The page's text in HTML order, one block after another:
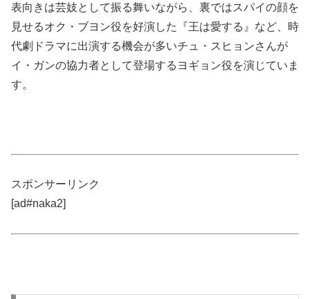
表向きは芸妓として振る舞いながら、裏ではスパイの顔を
見せるオク・ブヨン役を好演した『王は愛する』など、時
代劇ドラマに出演する機会が多いチュ・スヒョンさんが
イ・ガンの協力者として登場するヨギョン役を演じていま
す。
スポンサーリンク
[ad#naka2]